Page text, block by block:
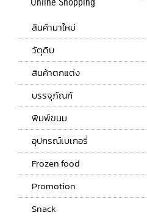
สินค้ามาใหม่
วัตุดิบ
สินค้าตกแต่ง
บรรจุภัณฑ์
พิมพ์ขนม
อุปกรณ์เบเกอรี่
Frozen food
Promotion
Snack